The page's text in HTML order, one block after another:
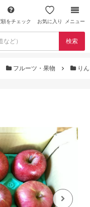
額をチェック お気に入り メニュー
検索
フルーツ・果物 り